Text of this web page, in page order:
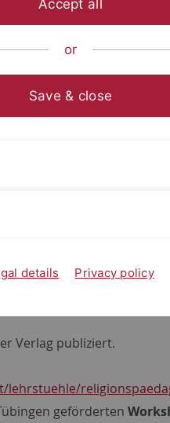
Heinrichs von
zum höfischen Roman.
Jena:
Wolframs von
Verlag publiziert.
geförderten
Accept all
or
Save & close
details Privacy policy